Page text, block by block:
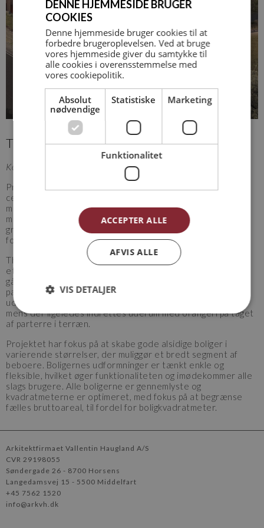
THORASDAL - 75 ALMENE BOLIGER
Konkurrenceforslag
Projektet Thorasdal består af et 2-5 etagers boligbyggeri,
centralt placeret i Hinne­rup. Byggeriet ligger i forbindelse
med den centrale bydel mod vest, og det grønne landskab
mod øst. Den todelte bygningskrop åbner sig op mod de
grønne omgivelser, og med sin nedtrapning sikrer det u-
formede byggeri en udsigt mod den grønne kile.
Thorasdal består af 75 boliger i varierende størrelser med
et samlet etageareal på 6100 m2. Derudover er der i
gårdrummet lavet parke­ring i terræn samt parkering i
parterre med taghave. På begge byg­ninger er der lavet
udendørs fællesarealer i form af to grønne tagter­rasser,
mens der ligeledes indrettes uderum med orangeri på taget
af parterre i terræn.
Projektet har fokus på at skabe gode alsidige boliger i
varierende størrelser, der muliggør et bredt segment af
beboere. Boligernes udformninger er tænkt enkle og
fleksible, hvilket øger funktionaliteten og imødekommer alle
slags brugere. Alle bo­ligerne er gennemlyste og
kvadratmeterne er optimeret, med fokus på at begrænse
fælles bruttoareal, til fordel for boligkvadratmeter.
Arkitektfirmaet Vallentin Haugland A/S
CVR 29198055
Søndergade 26
8700 Horsens
Langedamsvej 15
5500 Middelfart
+45 7562 1520
info@arkvh.dk
DENNE HJEMMESIDE BRUGER
COOKIES
Denne hjemmeside bruger cookies til at
forbedre brugeroplevelsen. Ved at bruge
vores hjemmeside giver du samtykke til
alle cookies i overensstemmelse med
vores cookiepolitik.
Absolut
nødvendige
Statistiske Marketing
Funktionalitet
ACCEPTER ALLE
AFVIS ALLE
VIS DETALJER